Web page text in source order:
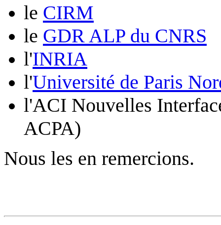
le CIRM
le GDR ALP du CNRS
l'INRIA
l'Université de Paris
l'ACI Nouvelles
ACPA)
Nous les en remercions.